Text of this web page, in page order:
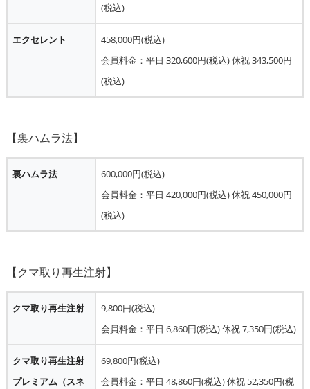
(税込)
エクセレント
458,000円(税込)
会員料金：平日 320,600円(税込) 休祝 343,500円
(税込)
裏ハムラ法
600,000円(税込)
会員料金：平日 420,000円(税込) 休祝 450,000円
(税込)
クマ取り再生注射
9,800円(税込)
会員料金：平日 6,860円(税込) 休祝 7,350円(税込)
クマ取り再生注射
プレミアム（スネ
69,800円(税込)
会員料金：平日 48,860円(税込) 休祝 52,350円(税